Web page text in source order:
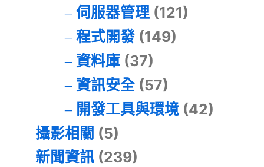
伺服器管理(121)
程式開發(149)
資料庫(37)
資訊安全(57)
開發工具與環境(42)
攝影相關 (5)
新聞資訊 (239)